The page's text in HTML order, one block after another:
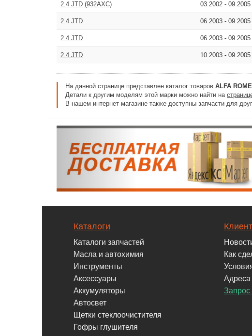
2.4 JTD (932AXC) 03.2002 - 09.2005
2.4 JTD 06.2003 - 09.2005
2.4 JTD 06.2003 - 09.2005
2.4 JTD 10.2003 - 09.2005
На данной странице представлен каталог товаров ALFA
Детали к другим моделям этой марки можно найти на
В нашем интернет-магазине также доступны запчасти для
Каталоги
Каталоги запчастей
Масла и автохимия
Инструменты
Аксессуары
Аккумуляторы
Автосвет
Щетки стеклоочистителя
Гофры глушителя
Как
Адреса
Запрос